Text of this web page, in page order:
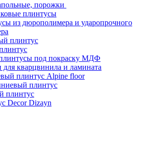
порожки
плинтусы
из дюрополимера и ударопрочного
плинтус
под покраску МДФ
для кварцвинила и ламината
плинтус Alpine floor
плинтус
плинтус
Decor Dizayn